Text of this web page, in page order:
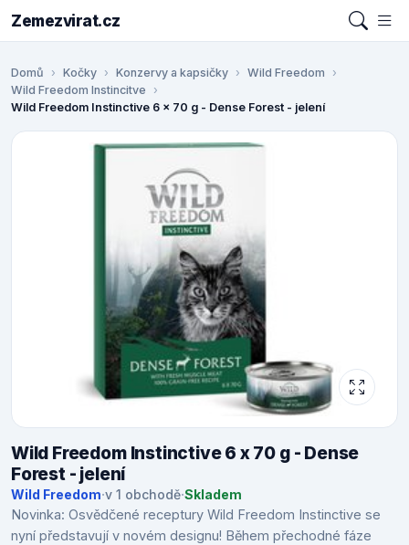
Zemezvirat.cz
Domů Kočky Konzervy a kapsičky
Wild Freedom
Wild Freedom Instincitve
Wild Freedom Instinctive 6 x 70 g - Dense Forest - jelení
Wild Freedom Instinctive 6 x 70 g - Dense
Forest - jelení
Wild Freedom·v 1 obchodě·Skladem
Novinka: Osvědčené receptury Wild Freedom Instinctive se
nyní představují v novém designu! Během přechodné fáze